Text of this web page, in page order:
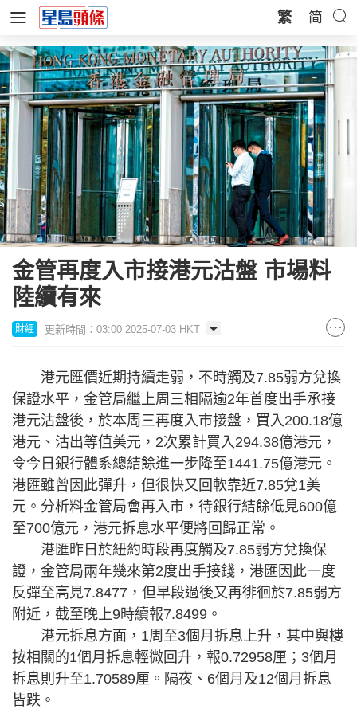
繁 简
金管再度入市接港元沽盤 市場料
陸續有來
財經 更新時間：03:00 2025-07-03 HKT
港元匯價近期持續走弱，不時觸及7.85弱方兌換
保證水平，金管局繼上周三相隔逾2年首度出手承接
港元沽盤後，於本周三再度入市接盤，買入200.18億
港元、沽出等值美元，2次累計買入294.38億港元，
令今日銀行體系總結餘進一步降至1441.75億港元。
港匯雖曾因此彈升，但很快又回軟靠近7.85兌1美
元。分析料金管局會再入市，待銀行結餘低見600億
至700億元，港元拆息水平便將回歸正常。
港匯昨日於紐約時段再度觸及7.85弱方兌換保
證，金管局兩年幾來第2度出手接錢，港匯因此一度
反彈至高見7.8477，但早段過後又再徘徊於7.85弱方
附近，截至晚上9時續報7.8499。
港元拆息方面，1周至3個月拆息上升，其中與樓
按相關的1個月拆息輕微回升，報0.72958厘；3個月
拆息則升至1.70589厘。隔夜、6個月及12個月拆息
皆跌。